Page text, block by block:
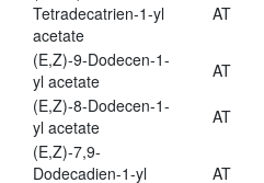
Tetradecatrien-1-yl
acetate
AT
(E,Z)-9-Dodecen-1-
yl acetate
AT
(E,Z)-8-Dodecen-1-
yl acetate
AT
(E,Z)-7,9-
Dodecadien-1-yl
AT